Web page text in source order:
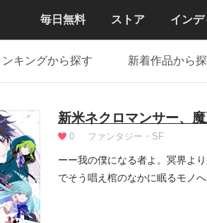
毎日無料 ストア イン
ンキングから探す 新着作品から
新米ネクロマンサー、魔
0 ファンタジー・SF
ーー我の僕になる者よ。冥界よ
でそう唱え棺のなかに眠るモノ